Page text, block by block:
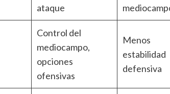
ataque
Control del
mediocampo,
opciones
ofensivas
Menos
estabilidad
defensiva